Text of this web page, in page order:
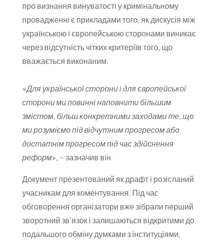
про визнання винуватості у кримінальному
провадженні є прикладами того, як дискусія між
українською і європейською сторонами виникає
через відсутність чітких критеріїв того, що
вважається виконаним.
«Для української сторони і для європейської
сторони ми повинні наповнити більшим
змістом, більш конкретними заходами те, що
ми розуміємо під відчутним прогресом або
достатнім прогресом під час здійснення
реформ», – зазначив він.
Документ презентований як драфт і розісланий
учасникам для коментування. Під час
обговорення організатори вже зібрали перший
зворотний зв’язок і залишаються відкритими до
подальшого обміну думками з інституціями,